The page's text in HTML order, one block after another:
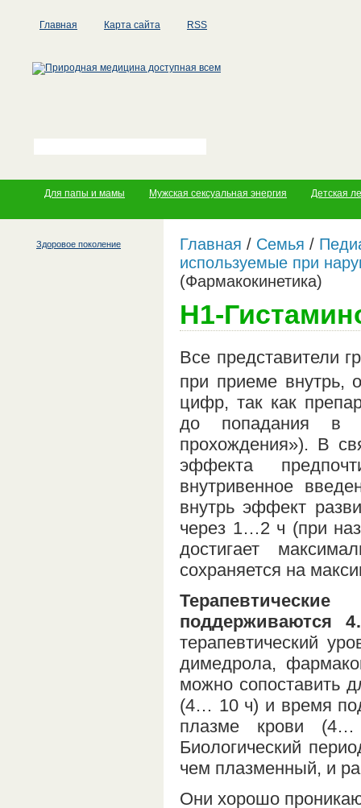
Главная Карта сайта RSS
Для папы и мамы Мужская сексуальная энергия Детская
Здоровое поколение Главная / Семья /
используемые при
(Фармакокинетика)
Н1-
Все представители
при приеме внутрь,
цифр, так как
до попадания в
прохождения»). В
эффекта
внутривенное
внутрь эффект
через 1…2 ч (при
достигает
сохраняется на
поддерживаются
терапевтический
димедрола,
можно сопоставить
(4… 10 ч) и время
плазме крови
Биологический
чем плазменный, и
Они хорошо